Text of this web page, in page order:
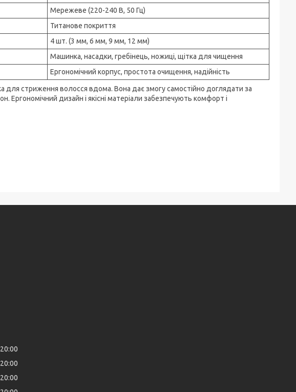
Мережеве (220-240 В, 50 Гц)
Титанове покриття
4 шт. (3 мм, 6 мм, 9 мм, 12 мм)
Машинка, насадки, гребінець, ножиці, щітка для чищення
Ергономічний корпус, простота очищення, надійність
для стриження волосся вдома. Вона дає змогу самостійно доглядати за
Ергономічний дизайн і якісні матеріали забезпечують комфорт і
20:00
20:00
20:00